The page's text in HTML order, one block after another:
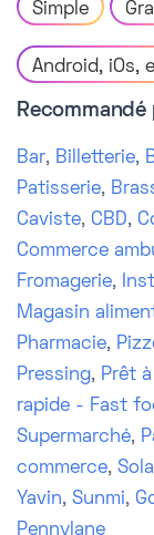
Simple
Android, iOs,
Recommandé
Bar, Billetterie,
Patisserie,
Caviste, CBD,
Commerce
Fromagerie,
Magasin
Pharmacie,
Pressing, Prêt
rapide - Fast
Supermarché,
commerce,
Yavin, Sunmi,
Pennylane